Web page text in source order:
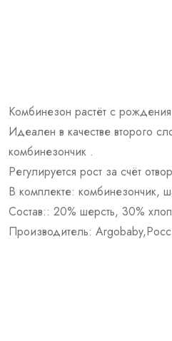
Комбинезон растёт с
Идеален в качестве второго
комбинезончик .
Регулируется рост за счёт
В комплекте: комбинезончик,
Состав:: 20% шерсть, 30%
Производитель: